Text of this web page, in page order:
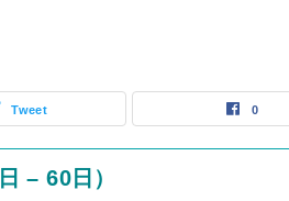
Tweet 0
– 60日）